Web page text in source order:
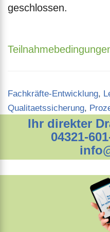
geschlossen.
Categories
Fachkräfte-Entwicklung,
Qualitaetssicherung,
Ihr direkter
04321-